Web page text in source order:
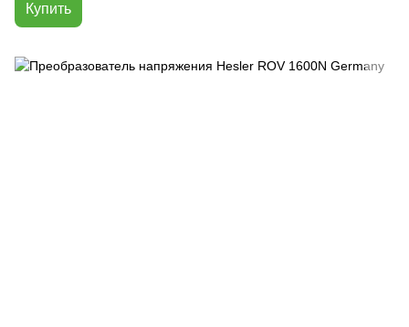
Купить